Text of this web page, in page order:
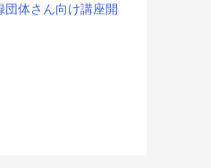
団体さん向け講座開